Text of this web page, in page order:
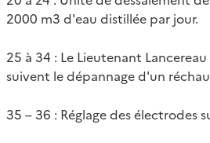
2000 m3 d'eau distillée par jour.
25 à 34 : Le Lieutenant
suivent le dépannage d'un
35 – 36 : Réglage des électrodes